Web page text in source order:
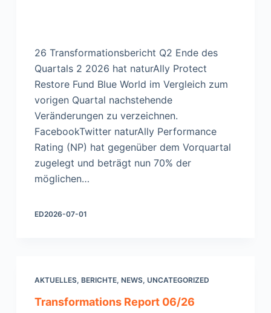
26 Transformationsbericht Q2 Ende des
Quartals 2 2026 hat naturAlly Protect
Restore Fund Blue World im Vergleich zum
vorigen Quartal nachstehende
Veränderungen zu verzeichnen.
FacebookTwitter naturAlly Performance
Rating (NP) hat gegenüber dem Vorquartal
zugelegt und beträgt nun 70% der
möglichen…
ED2026-07-01
AKTUELLES, BERICHTE, NEWS, UNCATEGORIZED
Transformations Report 06/26